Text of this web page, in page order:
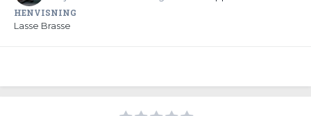
HENVISNING
Lasse Brasse